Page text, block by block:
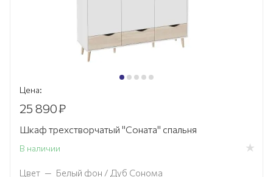
Цена:
25 890₽
Шкаф трехстворчатый "Соната" спальня
В наличии
Цвет — Белый фон / Дуб Сонома